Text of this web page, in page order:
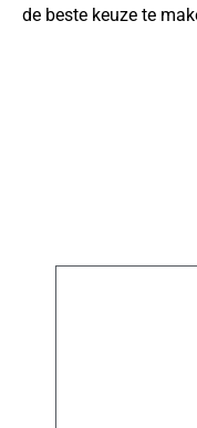
de beste keuze te